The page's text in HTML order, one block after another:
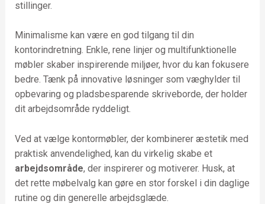
stillinger.
Minimalisme kan være en god tilgang til din
kontorindretning. Enkle, rene linjer og multifunktionelle
møbler skaber inspirerende miljøer, hvor du kan fokusere
bedre. Tænk på innovative løsninger som væghylder til
opbevaring og pladsbesparende skriveborde, der holder
dit arbejdsområde ryddeligt.
Ved at vælge kontormøbler, der kombinerer æstetik med
praktisk anvendelighed, kan du virkelig skabe et
arbejdsområde, der inspirerer og motiverer. Husk, at
det rette møbelvalg kan gøre en stor forskel i din daglige
rutine og din generelle arbejdsglæde.